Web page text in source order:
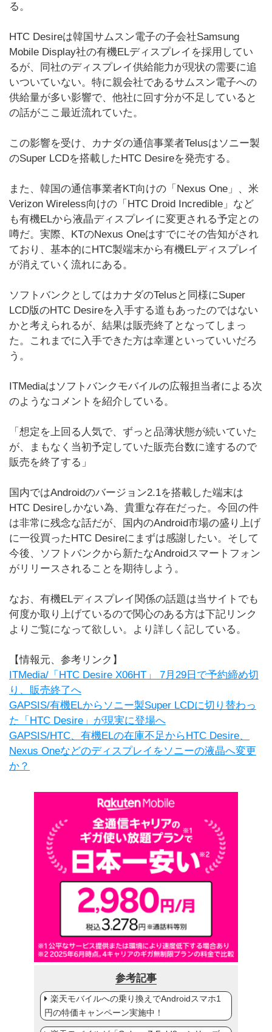
る。
HTC Desireは韓国サムスン電子の子会社Samsung
Mobile Display社の有機ELディスプレイを採用してい
るが、同社のディスプレイ供給能力が現状の需要に追
いついていない。特に親会社であるサムスン電子への
供給量が多い影響で、他社に回す分が不足していると
の話がここ最近流れていた。
この影響を受け、カナダの通信事業者Telusはソニー製
のSuper LCDを搭載したHTC Desireを発売する。
また、韓国の通信事業者KT向けの「Nexus One」、米
Verizon Wireless向けの「HTC Droid Incredible」など
も有機ELから液晶ディスプレイに変更される予定との
噂だ。実際、KTのNexus Oneはすでにその告知がされ
ており、基本的にHTC製端末から有機ELディスプレイ
が消えていく流れにある。
ソフトバンクとしてはカナダのTelusと同様にSuper
LCD版のHTC Desireを入手する道もあったのではない
かと考えられるが、結果は販売終了となってしまっ
た。これまでに入手できた方は幸運といっていいだろ
う。
ITMediaはソフトバンクモバイルの広報担当者による次
のようなコメントを紹介している。
「想定を上回る人気で、ずっと品薄状態が続いていた
が、まもなく当初予定していた販売台数に達するので
販売を終了する」
国内ではAndroidのバージョン2.1を搭載した端末は
HTC Desireしかない為、貴重な存在だった。今回の件
は非常に残念な話だが、国内のAndroid市場の盛り上げ
に一役買ったHTC Desireにまずは感謝したい。そして
今後、ソフトバンクから新たなAndroidスマートフォン
がリリースされることを期待しよう。
なお、有機ELディスプレイ関係の話題は当サイトでも
何度か取り上げているので関心のある方は下記リンク
よりご覧になって欲しい。より詳しく記している。
【情報元、参考リンク】
ITMedia/「HTC Desire X06HT」 7月29日で予約締め切
り、販売終了へ
GAPSIS/有機ELからソニー製Super LCDに切り替わっ
た「HTC Desire」が現実に登場へ
GAPSIS/HTC、有機ELの在庫不足からHTC Desire、
Nexus Oneなどのディスプレイをソニーの液晶へ変更
か？
参考記事
楽天モバイルへの乗り換えでAndroidスマホ1
円の特価キャンペーン実施中！